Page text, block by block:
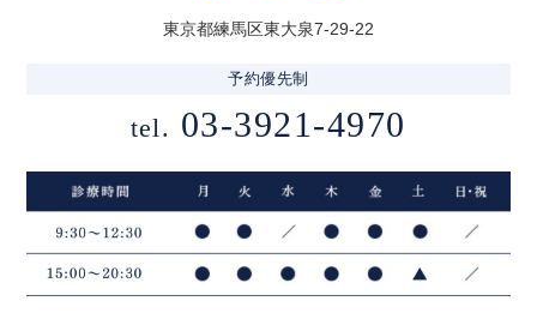
東京都練馬区東大泉7-29-22
tel. 03-3921-4970
予約優先制